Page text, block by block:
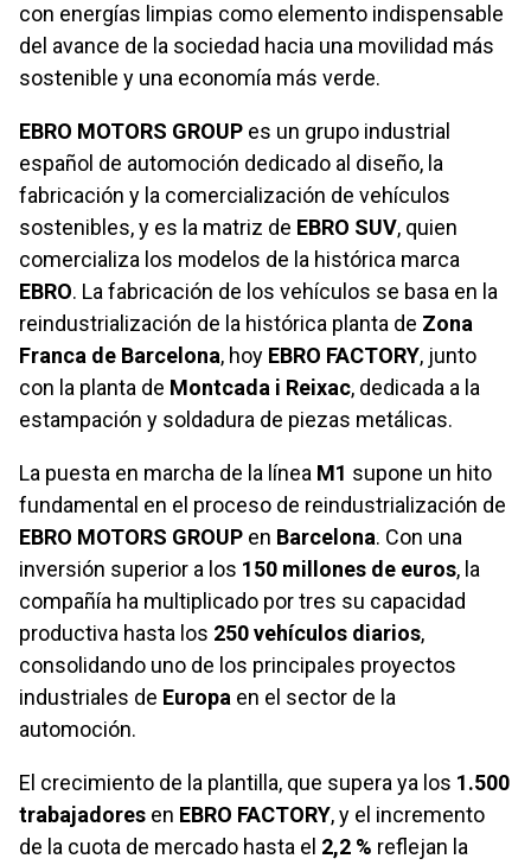
con energías limpias como elemento indispensable
del avance de la sociedad hacia una movilidad más
sostenible y una economía más verde.
EBRO MOTORS GROUP es un grupo industrial
español de automoción dedicado al diseño, la
fabricación y la comercialización de vehículos
sostenibles, y es la matriz de EBRO SUV, quien
comercializa los modelos de la histórica marca
EBRO. La fabricación de los vehículos se basa en la
reindustrialización de la histórica planta de Zona
Franca de Barcelona, hoy EBRO FACTORY, junto
con la planta de Montcada i Reixac, dedicada a la
estampación y soldadura de piezas metálicas.
La puesta en marcha de la línea M1 supone un hito
fundamental en el proceso de reindustrialización de
EBRO MOTORS GROUP en Barcelona. Con una
inversión superior a los 150 millones de euros, la
compañía ha multiplicado por tres su capacidad
productiva hasta los 250 vehículos diarios,
consolidando uno de los principales proyectos
industriales de Europa en el sector de la
automoción.
El crecimiento de la plantilla, que supera ya los 1.500
trabajadores en EBRO FACTORY, y el incremento
de la cuota de mercado hasta el 2,2 % reflejan la